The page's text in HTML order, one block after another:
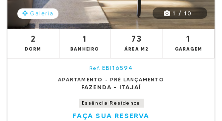
Galeria 1 / 10
2
DORM
1
BANHEIRO
73
ÁREA M2
1
GARAGEM
Ref. EBI16594
APARTAMENTO - PRÉ LANÇAMENTO
FAZENDA - ITAJAÍ
Essência Residence
FAÇA SUA RESERVA